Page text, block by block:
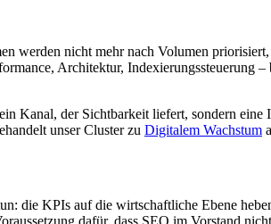
werden nicht mehr nach Volumen
Architektur, Indexierungssteuerung
Kanal, der Sichtbarkeit liefert, sondern
unser Cluster zu Digitalem Wachstum
die KPIs auf die wirtschaftliche Ebene